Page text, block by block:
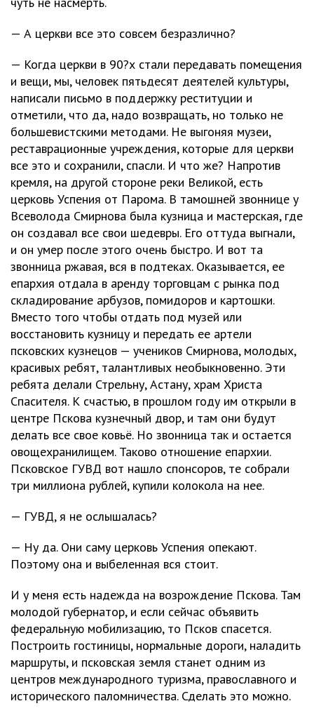
— А церкви все это совсем безразлично?
— Когда церкви в 90?х стали передавать помещения
и вещи, мы, человек пятьдесят деятелей культуры,
написали письмо в поддержку реституции и
отметили, что да, надо возвращать, но только не
большевистскими методами. Не выгоняя музеи,
реставрационные учреждения, которые для церкви
все это и сохранили, спасли. И что же? Напротив
кремля, на другой стороне реки Великой, есть
церковь Успения от Парома. В тамошней звоннице у
Всеволода Смирнова была кузница и мастерская, где
он создавал все свои шедевры. Его оттуда выгнали,
и он умер после этого очень быстро. И вот та
звонница ржавая, вся в подтеках. Оказывается, ее
епархия отдала в аренду торговцам с рынка под
складирование арбузов, помидоров и картошки.
Вместо того чтобы отдать под музей или
восстановить кузницу и передать ее артели
псковских кузнецов — учеников Смирнова, молодых,
красивых ребят, талантливых необыкновенно. Эти
ребята делали Стрельну, Астану, храм Христа
Спасителя. К счастью, в прошлом году им открыли в
центре Пскова кузнечный двор, и там они будут
делать все свое ковьё. Но звонница так и остается
овощехранилищем. Таково отношение епархии.
Псковское ГУВД вот нашло спонсоров, те собрали
три миллиона рублей, купили колокола на нее.
— ГУВД, я не ослышалась?
— Ну да. Они саму церковь Успения опекают.
Поэтому она и выбеленная вся стоит.
И у меня есть надежда на возрождение Пскова. Там
молодой губернатор, и если сейчас объявить
федеральную мобилизацию, то Псков спасется.
Построить гостиницы, нормальные дороги, наладить
маршруты, и псковская земля станет одним из
центров международного туризма, православного и
исторического паломничества. Сделать это можно.